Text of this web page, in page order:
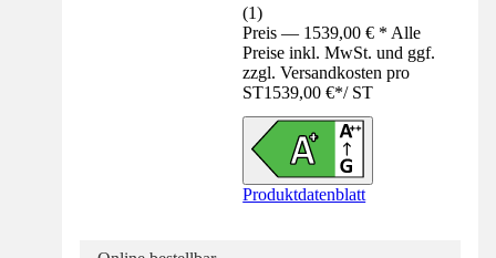
(1)
Preis — 1539,00 € * Alle
Preise inkl. MwSt. und ggf.
zzgl. Versandkosten pro
ST1539,00 €*/ ST
Produktdatenblatt